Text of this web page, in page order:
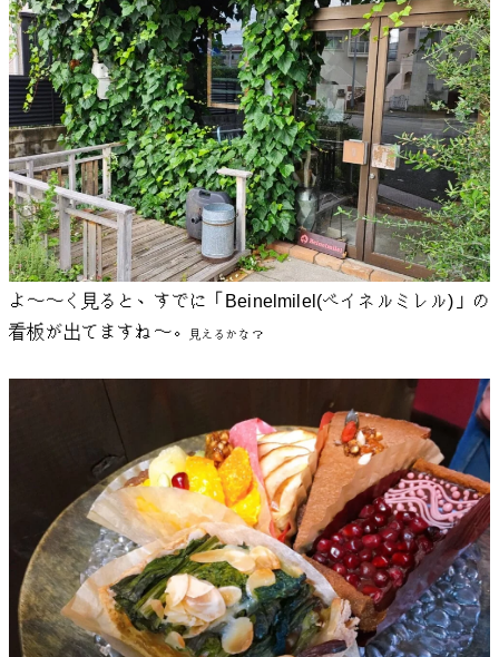
よ〜〜く見ると、すでに「Beinelmilel(ベイネルミレル)」の
看板が出てますね〜。 見えるかな？